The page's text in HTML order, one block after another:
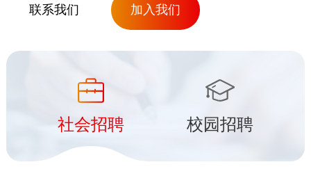
联系我们 加入我们
社会招聘 校园招聘